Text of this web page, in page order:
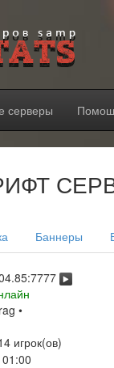
серверы
Баннеры
•
игрок(ов)
01:00